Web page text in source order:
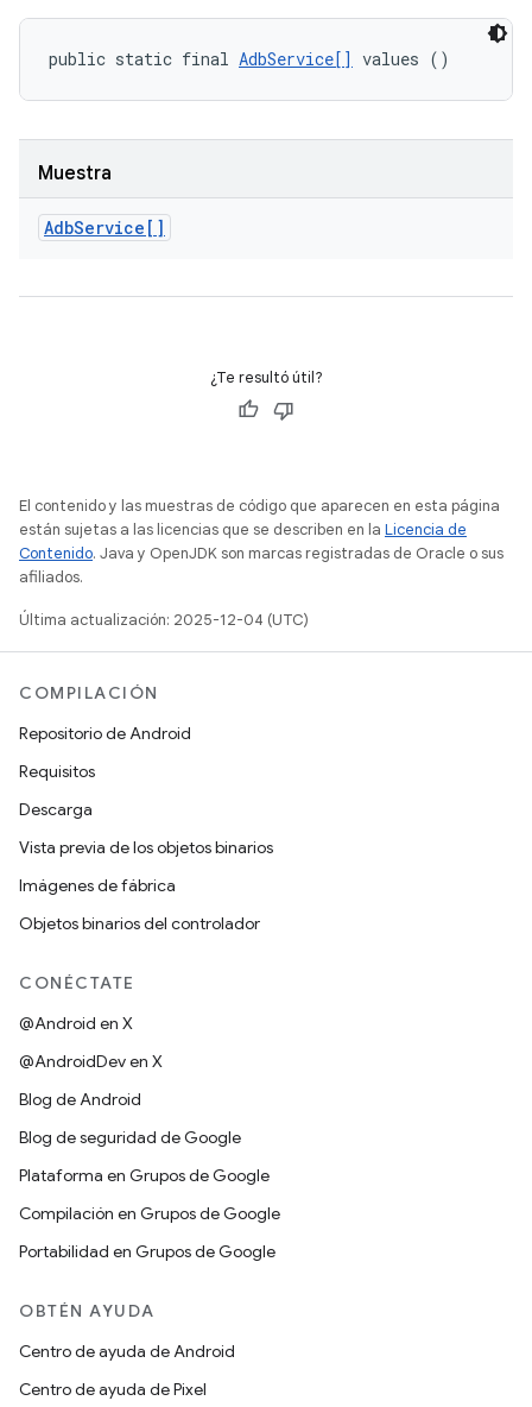
public static final AdbService[] values ()
Muestra
AdbService[]
¿Te resultó útil?
El contenido y las muestras de código que aparecen en esta página
están sujetas a las licencias que se describen en la Licencia de
Contenido. Java y OpenJDK son marcas registradas de Oracle o sus
afiliados.
Última actualización: 2025-12-04 (UTC)
COMPILACIÓN
Repositorio de Android
Requisitos
Descarga
Vista previa de los objetos binarios
Imágenes de fábrica
Objetos binarios del controlador
CONÉCTATE
@Android en X
@AndroidDev en X
Blog de Android
Blog de seguridad de Google
Plataforma en Grupos de Google
Compilación en Grupos de Google
Portabilidad en Grupos de Google
OBTÉN AYUDA
Centro de ayuda de Android
Centro de ayuda de Pixel